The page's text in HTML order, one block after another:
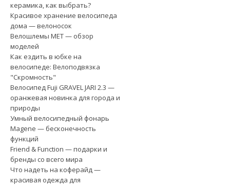
керамика, как выбрать?
Красивое хранение велосипеда
дома — велоносок
Велошлемы MET — обзор
моделей
Как ездить в юбке на
велосипеде: Велоподвязка
"Скромность"
Велосипед Fuji GRAVEL JARI 2.3 —
оранжевая новинка для города и
природы
Умный велосипедный фонарь
Magene — бесконечность
функций
Friend & Function — подарки и
бренды со всего мира
Что надеть на коферайд —
красивая одежда для